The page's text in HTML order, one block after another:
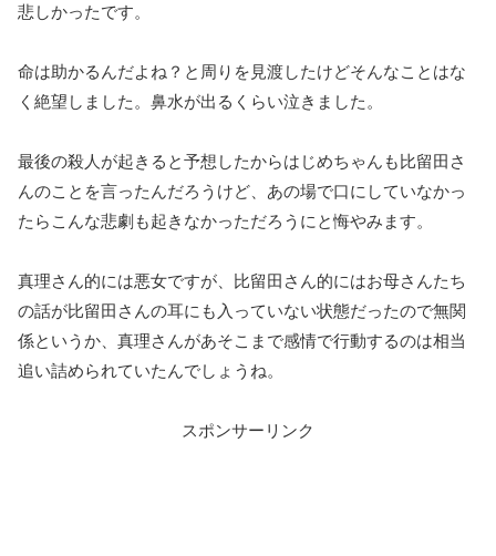
悲しかったです。
命は助かるんだよね？と周りを見渡したけどそんなことはな
く絶望しました。鼻水が出るくらい泣きました。
最後の殺人が起きると予想したからはじめちゃんも比留田さ
んのことを言ったんだろうけど、あの場で口にしていなかっ
たらこんな悲劇も起きなかっただろうにと悔やみます。
真理さん的には悪女ですが、比留田さん的にはお母さんたち
の話が比留田さんの耳にも入っていない状態だったので無関
係というか、真理さんがあそこまで感情で行動するのは相当
追い詰められていたんでしょうね。
スポンサーリンク